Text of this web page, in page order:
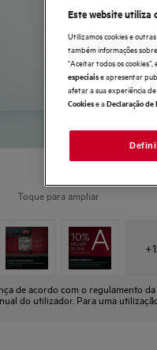
Toque para ampliar
+
de acordo com o regulamento
do utilizador. Para uma
Este website utiliza
Utilizamos cookies e
também informações
"Aceitar todos os
especiaise apresentar
afetar a sua experiência
Cookiese aDeclaração